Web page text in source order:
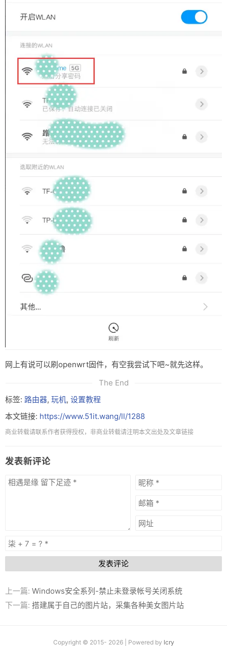
网上有说可以刷openwrt固件，有空我尝试下吧~就先这样。
The End
标签: 路由器, 玩机, 设置教程
本文链接: https://www.51it.wang/ll/1288
商业转载请联系作者获得授权，非商业转载请注明本文出处及文章链接
发表新评论
发表评论
上一篇: Windows安全系列-禁止未登录帐号关闭系统
下一篇: 搭建属于自己的图片站，采集各种美女图片站
Copyright © 2015- 2026 | Powered by lcry